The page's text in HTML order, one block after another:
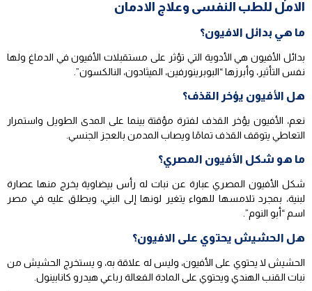
الامل للطب النفسى وعلاج الادمان
ما هي بدائل الافيون؟
بدائل الأفيون هي الأدوية التي تؤثر على مستقبلات الأفيون في الدماغ ولها
نفس التأثير، وأبرزها “البوبرينورفين، الميثادون، النالكسون”.
هل الأفيون يؤخر القذف؟
نعم، الأفيون يؤخر القذف لفترة مؤقتة بينما على المدى الطويل واستمرار
التعاطي يتوقف القذف تمامًا ويصاب المدمن بالعجز الجنسي.
ما هو شكل الأفيون المصري؟
شكل الأفيون المصري عبارة عن نبات له رأس بيضاوية يخرج منها عصارة
لبنية، بمجرد تلامسها للهواء يتغير لونها إلى البني، ويطلق عليه في مصر
اسم “أبو النوم”.
هل الحشيش يحتوي على الافيون؟
الحشيش لا يحتوي على الأفيون، وليس له علاقة به، و يستخرج الحشيش من
نبات القنب الهندي ويحتوي على المادة الفعالة رباعي هيدرو كانابينول.